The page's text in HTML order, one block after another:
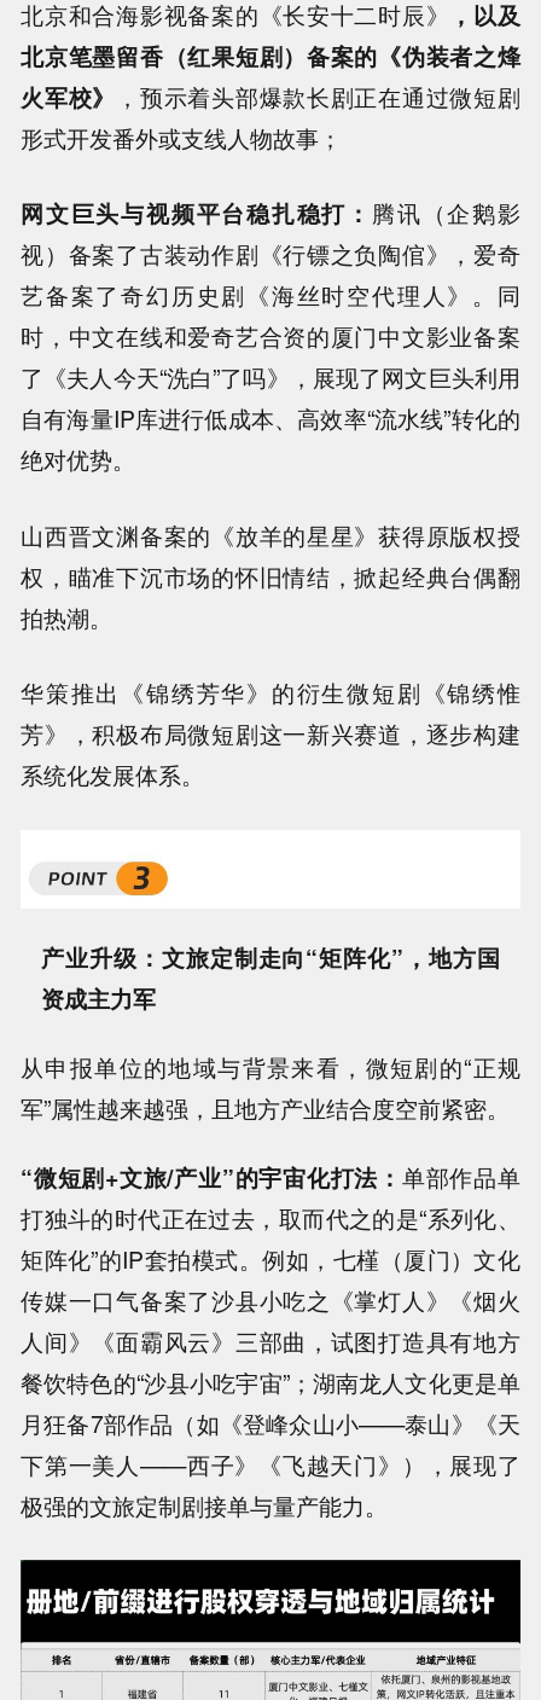
北京和合海影视备案的《长安十二时辰》
，以及
北京笔墨留香（红果短剧）备案的《伪装者之烽
火军校》
，预示着头部爆款长剧正在通过微短剧
形式开发番外或支线人物故事；
网文巨头与视频平台稳扎稳打： 腾讯（企鹅影
视）备案了古装动作剧《行镖之负陶倌》，爱奇
艺备案了奇幻历史剧《海丝时空代理人》。同
时，中文在线和爱奇艺合资的厦门中文影业备案
了《夫人今天“洗白”了吗》，展现了网文巨头利用
自有海量IP库进行低成本、高效率“流水线”转化的
绝对优势。
山西晋文渊备案的《放羊的星星》获得原版权授
权，瞄准下沉市场的怀旧情结，掀起经典台偶翻
拍热潮。
华策推出《锦绣芳华》的衍生微短剧《锦绣惟
芳》，积极布局微短剧这一新兴赛道，逐步构建
系统化发展体系。
产业升级：文旅定制走向“矩阵化”，地方国
资成主力军
从申报单位的地域与背景来看，微短剧的“正规
军”属性越来越强，且地方产业结合度空前紧密。
“微短剧+文旅/产业”的宇宙化打法： 单部作品单
打独斗的时代正在过去，取而代之的是“系列化、
矩阵化”的IP套拍模式。例如，七槿（厦门）文化
传媒一口气备案了沙县小吃之《掌灯人》《烟火
人间》《面霸风云》三部曲，试图打造具有地方
餐饮特色的“沙县小吃宇宙”；湖南龙人文化更是单
月狂备7部作品（如《登峰众山小——泰山》《天
下第一美人——西子》《飞越天门》），展现了
极强的文旅定制剧接单与量产能力。